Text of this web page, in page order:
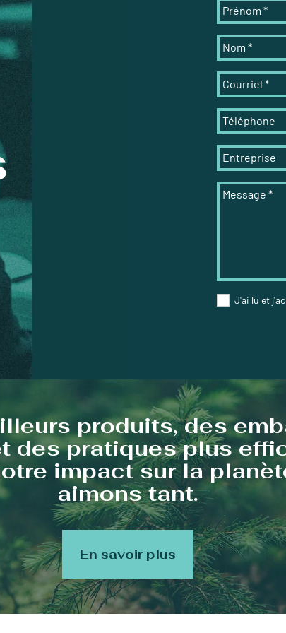
Prénom *
Nom *
Courriel *
Téléphone
Entreprise
Message *
J'ai lu et
produits, des
des pratiques plus
impact sur la
aimons tant.
En savoir plus